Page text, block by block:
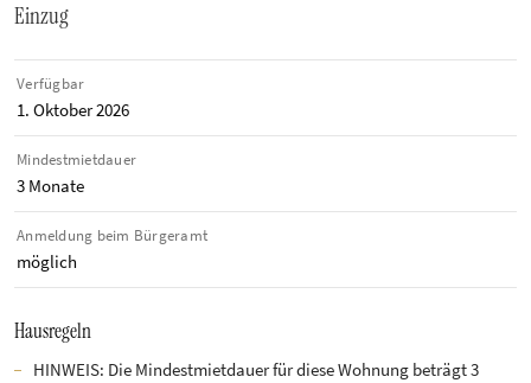
Einzug
Verfügbar
1. Oktober 2026
Mindestmietdauer
3 Monate
Anmeldung beim Bürgeramt
möglich
Hausregeln
HINWEIS: Die Mindestmietdauer für diese Wohnung beträgt 3